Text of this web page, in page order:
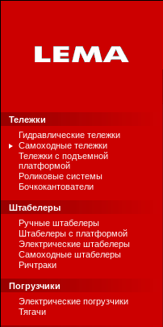
Тележки
Гидравлические тележки
Самоходные тележки
Тележки с подъемной
платформой
Роликовые системы
Бочкокантователи
Штабелеры
Ручные штабелеры
Штабелеры с платформой
Электрические штабелеры
Самоходные штабелеры
Ричтраки
Погрузчики
Электрические погрузчики
Тягачи